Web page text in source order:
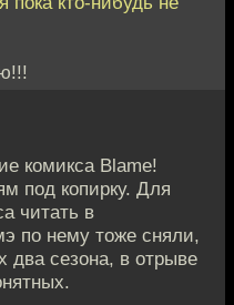
комикса Blame!
под копирку. Для
читать в
по нему тоже сняли,
два сезона, в отрыве